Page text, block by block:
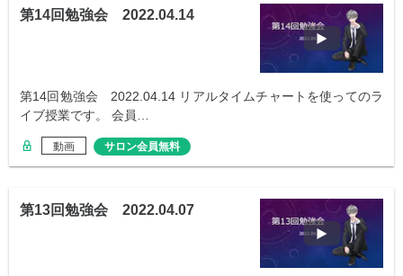
第14回勉強会 2022.04.14
第14回勉強会 2022.04.14 リアルタイムチャートを使ってのラ
イブ授業です。 会員…
動画 サロン会員無料
第13回勉強会 2022.04.07